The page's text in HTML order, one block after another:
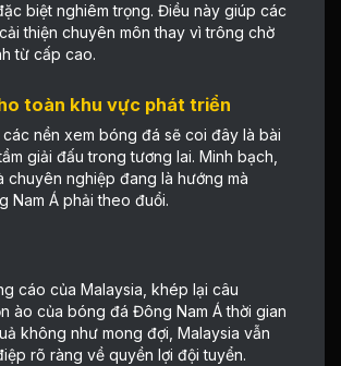
biệt nghiêm trọng. Điều này giúp các
thiện chuyên môn thay vì trông chờ
từ cấp cao.
toàn khu vực phát triển
nền xem bóng đá sẽ coi đây là bài
giải đấu trong tương lai. Minh bạch,
chuyên nghiệp đang là hướng mà
Nam Á phải theo đuổi.
cáo của Malaysia, khép lại câu
ào của bóng đá Đông Nam Á thời gian
không như mong đợi, Malaysia vẫn
rõ ràng về quyền lợi đội tuyển.